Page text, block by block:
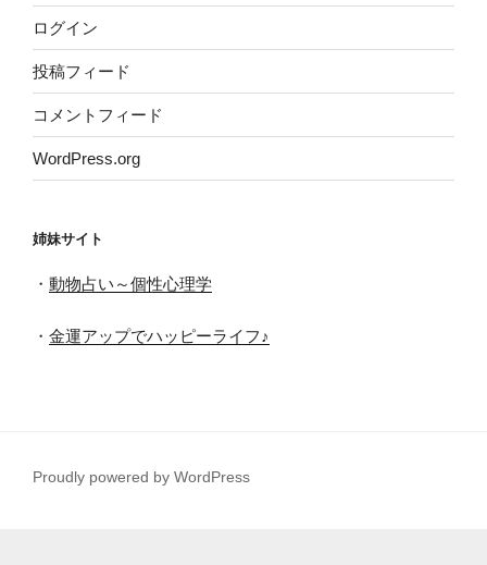
ログイン
投稿フィード
コメントフィード
WordPress.org
姉妹サイト
・ 動物占い～個性心理学
・ 金運アップでハッピーライフ♪
Proudly powered by WordPress